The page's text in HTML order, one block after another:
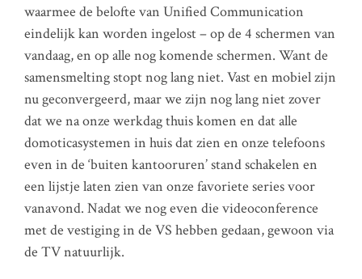
waarmee de belofte van Unified Communication
eindelijk kan worden ingelost – op de 4 schermen van
vandaag, en op alle nog komende schermen. Want de
samensmelting stopt nog lang niet. Vast en mobiel zijn
nu geconvergeerd, maar we zijn nog lang niet zover
dat we na onze werkdag thuis komen en dat alle
domoticasystemen in huis dat zien en onze telefoons
even in de ‘buiten kantooruren’ stand schakelen en
een lijstje laten zien van onze favoriete series voor
vanavond. Nadat we nog even die videoconference
met de vestiging in de VS hebben gedaan, gewoon via
de TV natuurlijk.